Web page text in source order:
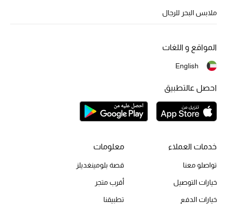
ملابس البحر للرجال
خدمات العملاء
تواصلو معنا
خيارات التوصيل
خيارات الدفع
معلومات
قصة بلومينغديلز
أقرب متجر
تطبيقنا
المواقع و اللغات
English
احصل عالتطبيق